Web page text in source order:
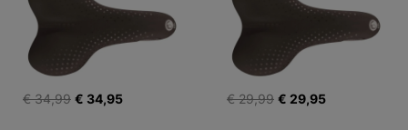
€ 34,99 € 34,95 € 29,99 € 29,95